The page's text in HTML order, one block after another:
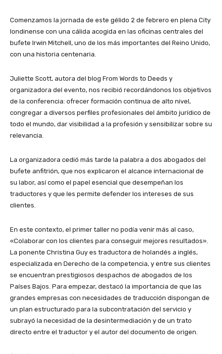
Comenzamos la jornada de este gélido 2 de febrero en plena City
londinense con una cálida acogida en las oficinas centrales del
bufete Irwin Mitchell, uno de los más importantes del Reino Unido,
con una historia centenaria.
Juliette Scott, autora del blog From Words to Deeds y
organizadora del evento, nos recibió recordándonos los objetivos
de la conferencia: ofrecer formación continua de alto nivel,
congregar a diversos perfiles profesionales del ámbito jurídico de
todo el mundo, dar visibilidad a la profesión y sensibilizar sobre su
relevancia.
La organizadora cedió más tarde la palabra a dos abogados del
bufete anfitrión, que nos explicaron el alcance internacional de
su labor, así como el papel esencial que desempeñan los
traductores y que les permite defender los intereses de sus
clientes.
En este contexto, el primer taller no podía venir más al caso,
«Colaborar con los clientes para conseguir mejores resultados».
La ponente Christina Guy es traductora de holandés a inglés,
especializada en Derecho de la competencia, y entre sus clientes
se encuentran prestigiosos despachos de abogados de los
Países Bajos. Para empezar, destacó la importancia de que las
grandes empresas con necesidades de traducción dispongan de
un plan estructurado para la subcontratación del servicio y
subrayó la necesidad de la desintermediación y de un trato
directo entre el traductor y el autor del documento de origen.